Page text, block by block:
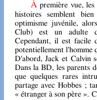
À première vue, les protagonistes principaux des deux
histoires semblent
optimisme juvénile,
Club) est un adulte
Cependant, il est facile
potentiellement l'homme
D'abord, Jack et Calvin
Dans la BD, les parents
que quelques rares
partage avec Hobbes ;
« étranger à son père ».